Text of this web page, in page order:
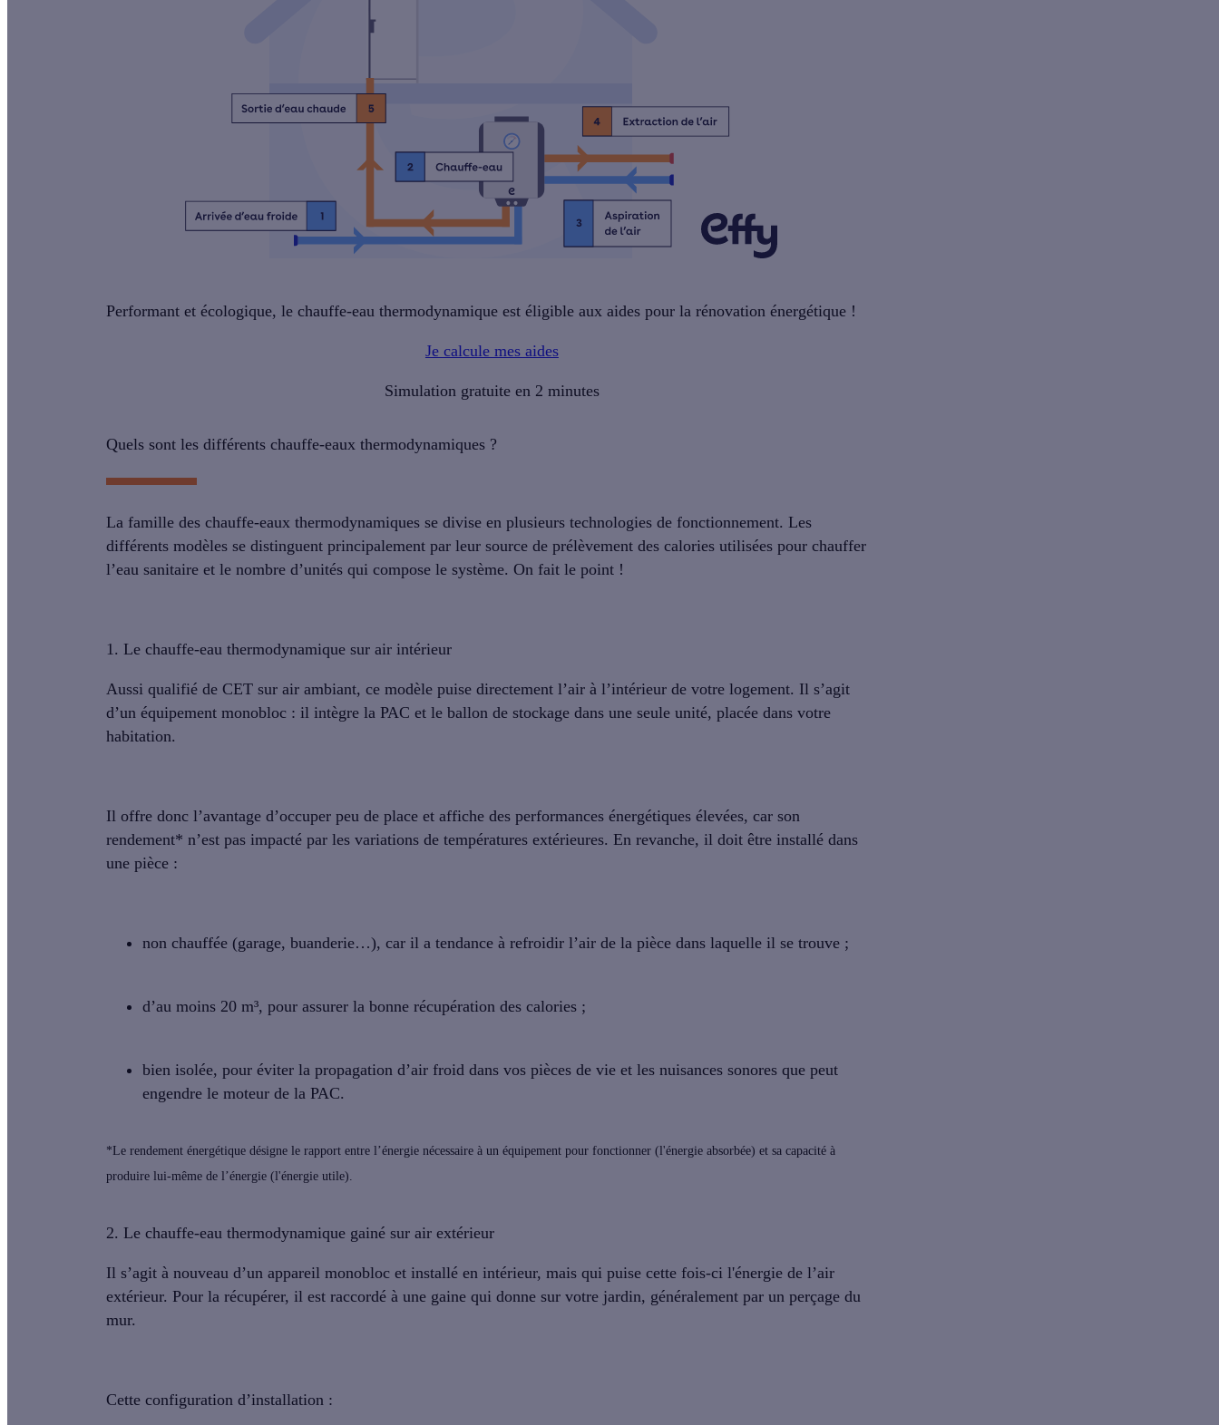
Performant et écologique, le chauffe-eau thermodynamique est éligible aux aides pour la rénovation énergétique !
Je calcule mes aides
Simulation gratuite en 2 minutes
Quels sont les différents chauffe-eaux thermodynamiques ?
La famille des chauffe-eaux thermodynamiques se divise en plusieurs technologies de fonctionnement. Les
différents modèles se distinguent principalement par leur source de prélèvement des calories utilisées pour chauffer
l’eau sanitaire et le nombre d’unités qui compose le système. On fait le point !
1. Le chauffe-eau thermodynamique sur air intérieur
Aussi qualifié de CET sur air ambiant, ce modèle puise directement l’air à l’intérieur de votre logement. Il s’agit
d’un équipement monobloc : il intègre la PAC et le ballon de stockage dans une seule unité, placée dans votre
habitation.
Il offre donc l’avantage d’occuper peu de place et affiche des performances énergétiques élevées, car son
rendement* n’est pas impacté par les variations de températures extérieures. En revanche, il doit être installé dans
une pièce :
non chauffée (garage, buanderie…), car il a tendance à refroidir l’air de la pièce dans laquelle il se trouve ;
d’au moins 20 m³, pour assurer la bonne récupération des calories ;
bien isolée, pour éviter la propagation d’air froid dans vos pièces de vie et les nuisances sonores que peut
engendre le moteur de la PAC.
*Le rendement énergétique désigne le rapport entre l’énergie nécessaire à un équipement pour fonctionner (l'énergie absorbée) et sa capacité à
produire lui-même de l’énergie (l'énergie utile).
2. Le chauffe-eau thermodynamique gainé sur air extérieur
Il s’agit à nouveau d’un appareil monobloc et installé en intérieur, mais qui puise cette fois-ci l'énergie de l’air
extérieur. Pour la récupérer, il est raccordé à une gaine qui donne sur votre jardin, généralement par un perçage du
mur.
Cette configuration d’installation :